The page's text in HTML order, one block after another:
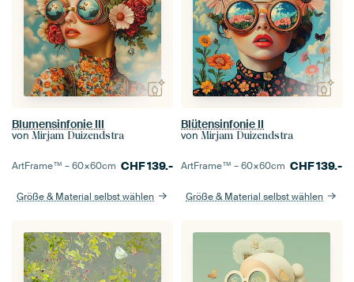
Blumensinfonie III
von Mirjam Duizendstra
ArtFrame™ –60×60cm CHF139.-
Größe & Material selbst wählen
Blütensinfonie II
von Mirjam Duizendstra
ArtFrame™ –60×60cm CHF139.-
Größe & Material selbst wählen